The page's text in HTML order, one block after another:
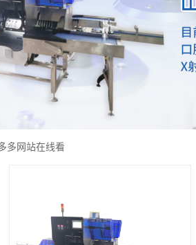
多网站在线看